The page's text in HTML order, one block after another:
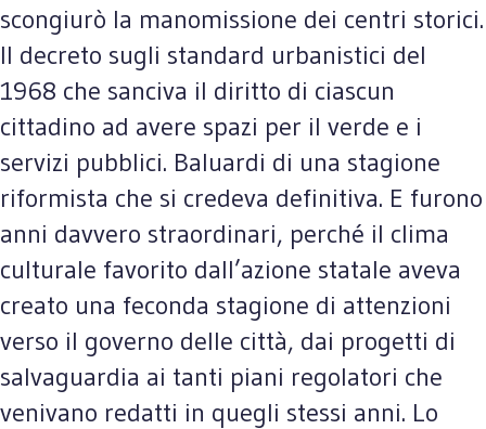
scongiurò la manomissione dei centri storici.
Il decreto sugli standard urbanistici del
1968 che sanciva il diritto di ciascun
cittadino ad avere spazi per il verde e i
servizi pubblici. Baluardi di una stagione
riformista che si credeva definitiva. E furono
anni davvero straordinari, perché il clima
culturale favorito dall’azione statale aveva
creato una feconda stagione di attenzioni
verso il governo delle città, dai progetti di
salvaguardia ai tanti piani regolatori che
venivano redatti in quegli stessi anni. Lo